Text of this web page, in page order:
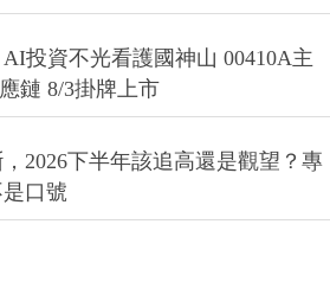
投資不光看護國神山 00410A主
鏈 8/3掛牌上市
2026下半年該追高還是觀望？專
口號